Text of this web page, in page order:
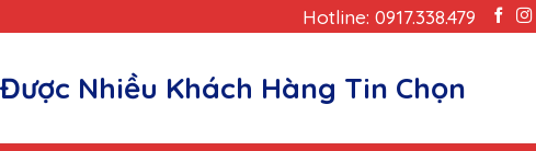
Hotline: 0917.338.479
Nhiều Khách Hàng Tin Chọn